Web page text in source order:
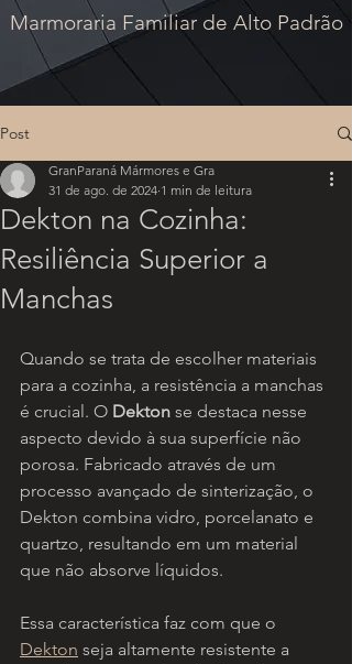
Marmoraria Familiar de Alto Padrão
Post
Dekton na Cozinha:
Resiliência Superior a
Manchas
GranParaná Mármores e Gra
31 de ago. de 2024 1 min de leitura
Quando se trata de escolher materiais
para a cozinha, a resistência a manchas
é crucial. O Dekton se destaca nesse
aspecto devido à sua superfície não
porosa. Fabricado através de um
processo avançado de sinterização, o
Dekton combina vidro, porcelanato e
quartzo, resultando em um material
que não absorve líquidos.
Essa característica faz com que o
Dekton seja altamente resistente a